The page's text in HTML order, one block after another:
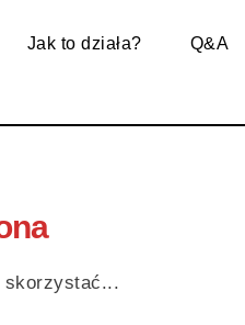
Jak to działa? Q&A
skorzystać...